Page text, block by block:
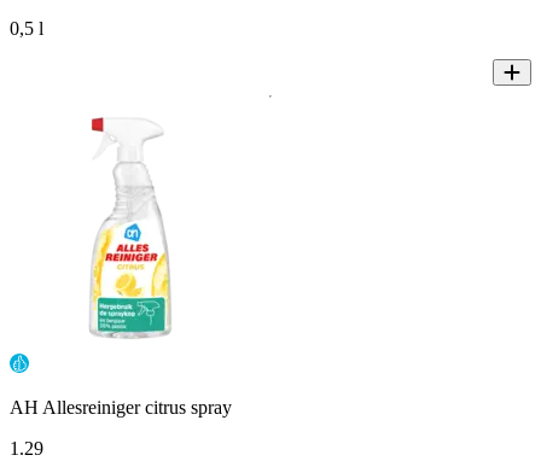
0,5 l
AH Allesreiniger citrus spray
1 .29